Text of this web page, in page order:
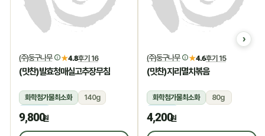
(주)둥구나무 ★4.8후기 16
(맛찬)발효청매실고추장무침
화학첨가물최소화
140g
냉장
9,800원
(주)둥구나무 ★4.6후기 15
(맛찬)지리멸치볶음
화학첨가물최소화
80g
냉장
4,200원